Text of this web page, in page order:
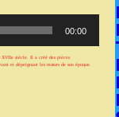
00:00
XVIIe siècle. Il a créé des pièces
et dépeignant les mœurs de son époque.